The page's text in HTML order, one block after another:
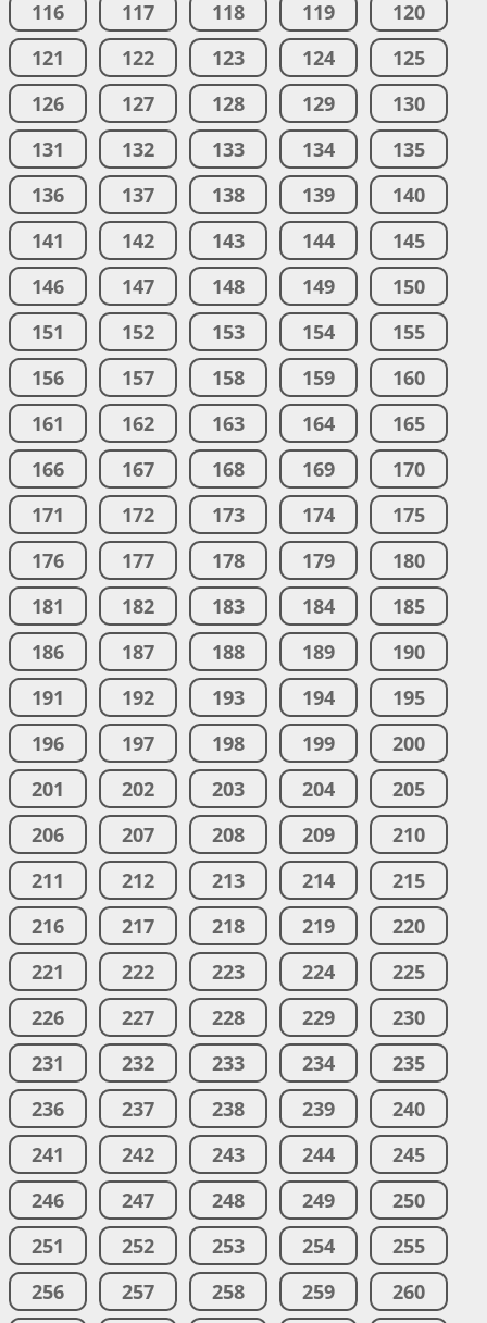
116 117 118 119
120
121
122 123 124
125
126
127 128 129
130
131
132 133 134
135
136
137 138 139
140
141
142 143 144
145
146
147 148 149
150
151
152 153 154
155
156
157 158 159
160
161
162 163 164
165
166
167 168 169
170
171
172 173 174
175
176
177 178 179
180
181
182 183 184
185
186
187 188 189
190
191
192 193 194
195
196
197 198 199
200
201
202 203 204
205
206
207 208 209
210
211
212 213 214
215
216
217 218 219
220
221
222 223 224
225
226
227 228 229
230
231
232 233 234
235
236
237 238 239
240
241
242 243 244
245
246
247 248 249
250
251
252 253 254
255
256
257 258 259
260